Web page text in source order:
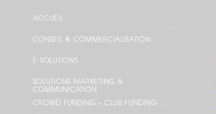
ACCUEIL
CONSEIL & COMMERCIALISATION
E-SOLUTIONS
SOLUTIONS MARKETING &
COMMUNICATION
CROWD FUNDING – CLUB FUNDING